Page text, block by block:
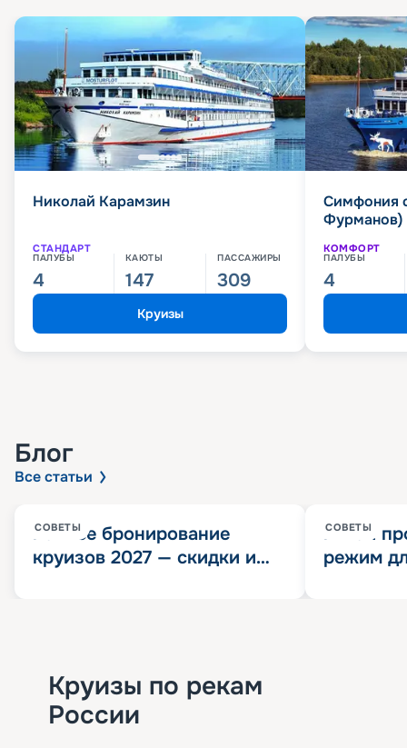
Николай Карамзин
СТАНДАРТ
ПАЛУБЫ
4
КАЮТЫ
147
ПАССАЖИРЫ
309
Круизы
Симфония
Фурманов)
КОМФОРТ
ПАЛУБЫ
4
Блог
Все статьи
СОВЕТЫ
Раннее бронирование
круизов 2027 — скидки и
СОВЕТЫ
Китай
режим
Круизы по рекам
России